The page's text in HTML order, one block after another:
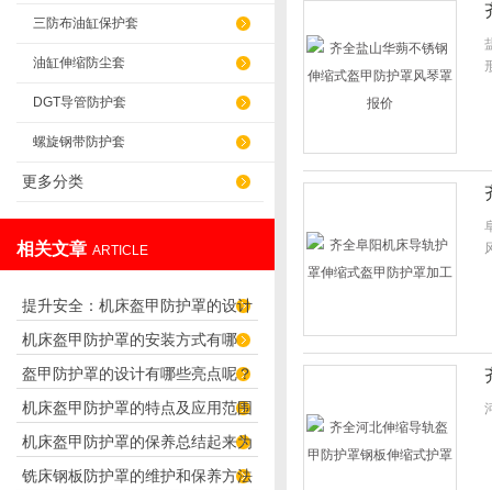
三防布油缸保护套
油缸伸缩防尘套
DGT导管防护套
螺旋钢带防护套
更多分类
相关文章 ARTICLE
提升安全：机床盔甲防护罩的设计
原理解析
机床盔甲防护罩的安装方式有哪
些？
盔甲防护罩的设计有哪些亮点呢？
机床盔甲防护罩的特点及应用范围
机床盔甲防护罩的保养总结起来为
10个字，到底是什么呢？
铣床钢板防护罩的维护和保养方法